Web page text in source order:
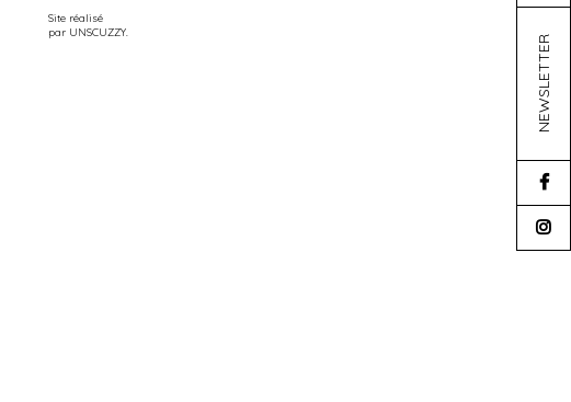
NEWSLETTER
Site réalisé
par UNSCUZZY